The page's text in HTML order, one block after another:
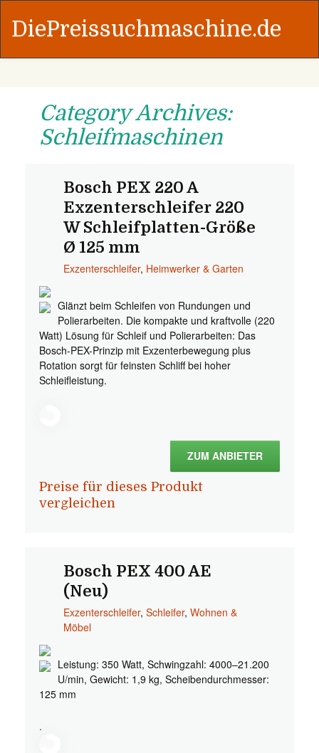
DiePreissuchmaschine.de
Category Archives:
Schleifmaschinen
Bosch PEX 220 A
Exzenterschleifer 220
W Schleifplatten-Größe
Ø 125 mm
Exzenterschleifer, Heimwerker & Garten
Glänzt beim Schleifen von Rundungen und
Polierarbeiten. Die kompakte und kraftvolle (220
Watt) Lösung für Schleif und Polierarbeiten: Das
Bosch-PEX-Prinzip mit Exzenterbewegung plus
Rotation sorgt für feinsten Schliff bei hoher
Schleifleistung.
ZUM ANBIETER
Preise für dieses Produkt
vergleichen
Bosch PEX 400 AE
(Neu)
Exzenterschleifer, Schleifer, Wohnen &
Möbel
Leistung: 350 Watt, Schwingzahl: 4000–21.200
U/min, Gewicht: 1,9 kg, Scheibendurchmesser:
125 mm
.